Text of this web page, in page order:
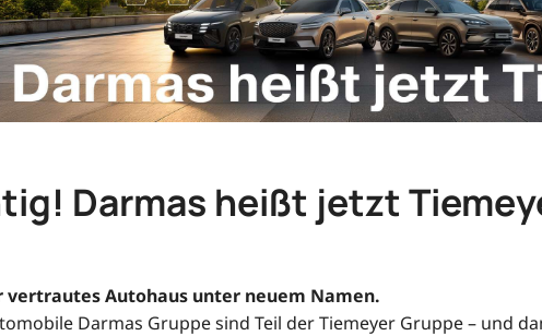
Darmas heißt jetzt
Autohaus unter neuem Namen.
Darmas Gruppe sind Teil der Tiemeyer Gruppe – und